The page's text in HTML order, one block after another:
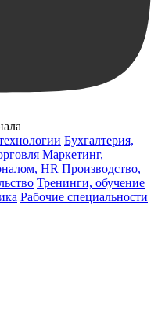
Бухгалтерия,
Маркетинг,
HR Производство,
Тренинги, обучение
Рабочие специальности